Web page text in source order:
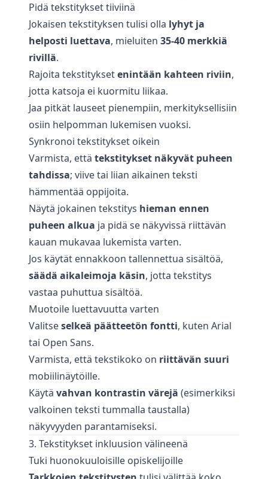
Pidä tekstitykset tiiviinä
Jokaisen tekstityksen tulisi olla lyhyt ja
helposti luettava, mieluiten 35-40 merkkiä
rivillä.
Rajoita tekstityksetenintään kahteen riviin,
jotta katsoja ei kuormitu liikaa.
Jaa pitkät lauseet pienempiin, merkityksellisiin
osiin helpomman lukemisen vuoksi.
Synkronoi tekstitykset oikein
Varmista, että tekstitykset näkyvät puheen
tahdissa; viive tai liian aikainen teksti
hämmentää oppijoita.
Näytä jokainen tekstitys hieman ennen
puheen alkua ja pidä se näkyvissä riittävän
kauan mukavaa lukemista varten.
Jos käytät ennakkoon tallennettua sisältöä,
säädä aikaleimoja käsin, jotta tekstitys
vastaa puhuttua sisältöä.
Muotoile luettavuutta varten
Valitseselkeä päätteetön fontti, kuten Arial
tai Open Sans.
Varmista, että tekstikoko on riittävän suuri
mobiilinäytöille.
Käytä vahvan kontrastin värejä (esimerkiksi
valkoinen teksti tummalla taustalla)
näkyvyyden parantamiseksi.
3. Tekstitykset inkluusion välineenä
Tuki huonokuuloisille opiskelijoille